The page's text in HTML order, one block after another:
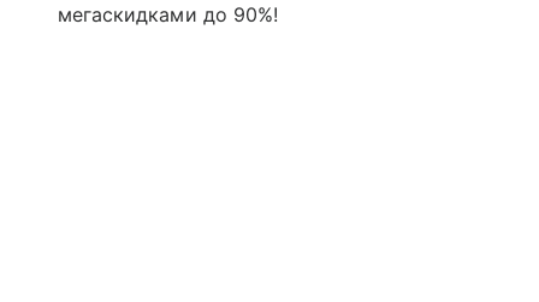
мегаскидками до 90%!